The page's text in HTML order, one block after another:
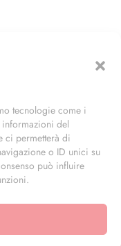
tecnologie come i
del
ci permetterà di
o ID unici su
può influire
(MI)